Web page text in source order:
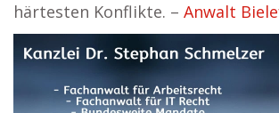
härtesten Konflikte. – Anwalt